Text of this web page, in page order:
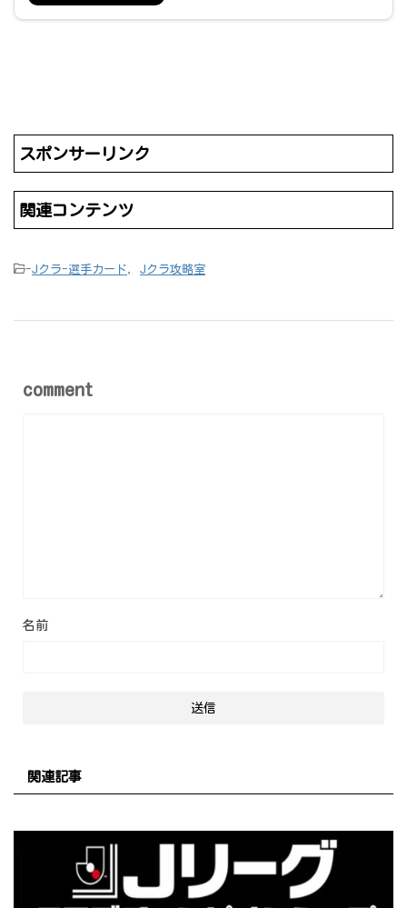
スポンサーリンク
関連コンテンツ
-Jクラ-選手カード , Jクラ攻略室
comment
名前
関連記事